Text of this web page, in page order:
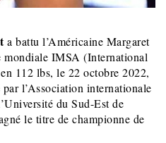
a battu l’Américaine Margaret
mondiale IMSA (International
112 lbs, le 22 octobre 2022,
l’Association internationale
du Sud-Est de
le titre de championne de